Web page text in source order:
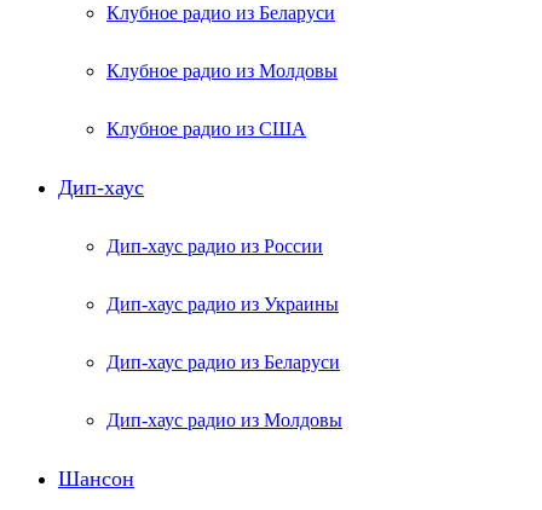
Клубное радио из Беларуси
Клубное радио из Молдовы
Клубное радио из США
Дип-хаус
Дип-хаус радио из России
Дип-хаус радио из Украины
Дип-хаус радио из Беларуси
Дип-хаус радио из Молдовы
Шансон